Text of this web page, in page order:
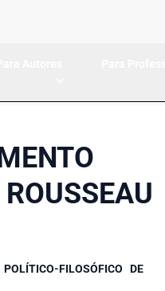
FILOSÓFICO DE